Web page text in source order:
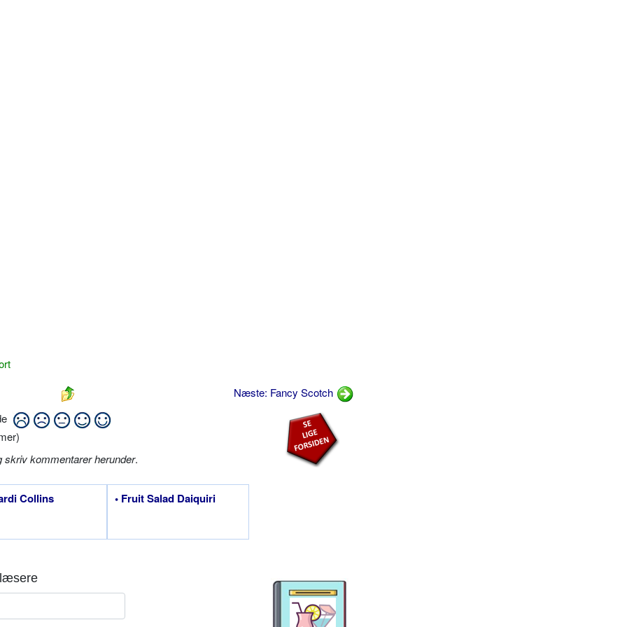
Næste: Fancy Scotch
skriv kommentarer herunder.
Collins • Fruit Salad Daiquiri